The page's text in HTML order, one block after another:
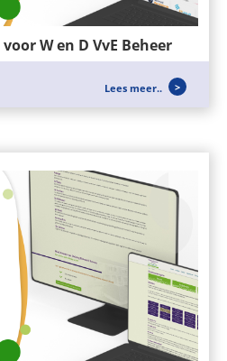
W en D VvE Beheer
hebben wij een nieuwe
zei richten...Lees meer..